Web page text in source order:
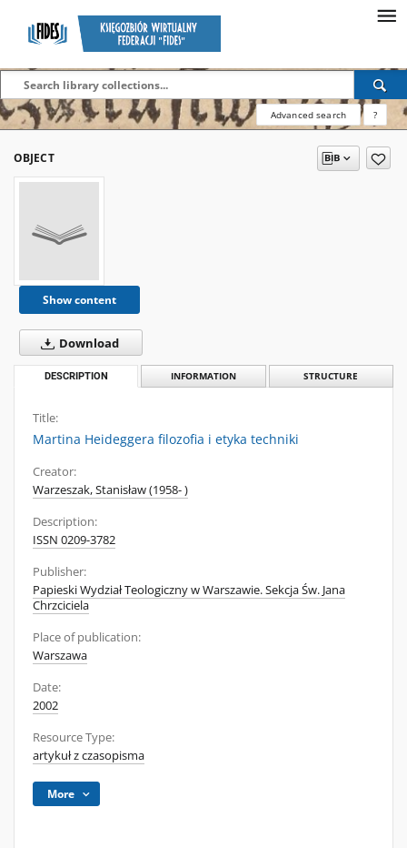
Advanced search ?
OBJECT
Show content
Download
DESCRIPTION INFORMATION STRUCTURE
Title:
Martina Heideggera filozofia i etyka techniki
Creator:
Warzeszak, Stanisław (1958- )
Description:
ISSN 0209-3782
Publisher:
Papieski Wydział Teologiczny w Warszawie. Sekcja Św. Jana
Chrzciciela
Place of publication:
Warszawa
Date:
2002
Resource Type:
artykuł z czasopisma
More